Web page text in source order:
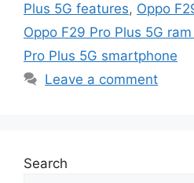
Plus 5G features, Oppo
Oppo F29 Pro Plus 5G
Pro Plus 5G smartphone
Leave a comment
Search